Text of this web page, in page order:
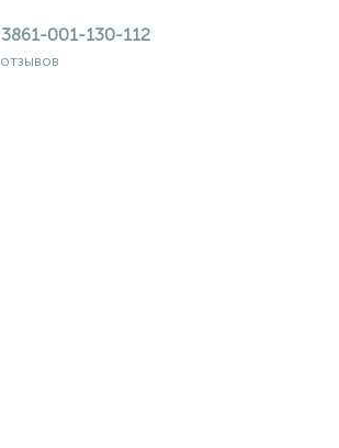
3861-001-130-112